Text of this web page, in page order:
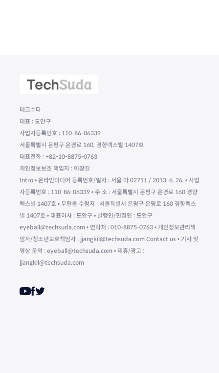
테크수다
대표 : 도안구
사업자등록번호 : 110-86-06339
서울특별시 은평구 은평로 160, 경향렉스빌 1407호
대표전화 : +82-10-8875-0763
개인정보보호 책임자 : 이창길
Intro • 온라인미디어 등록번호/일자 : 서울 아 02711 / 2013. 6. 26. • 사업
자등록번호 : 110-86-06339 • 주 소 : 서울특별시 은평구 은평로 160 경향
렉스빌 1407호 • 우편물 수령지 : 서울특별시 은평구 은평로 160 경향렉스
빌 1407호 • 대표이사 : 도안구 • 발행인/편집인 : 도안구
eyeball@techsuda.com • 연락처 : 010-8875-0763 • 개인정보관리책
임자/청소년보호책임자 : jjangkil@techsuda.com Contact us • 기사 및
영상 문의 : eyeball@techsuda.com • 제휴/광고 :
jjangkil@techsuda.com